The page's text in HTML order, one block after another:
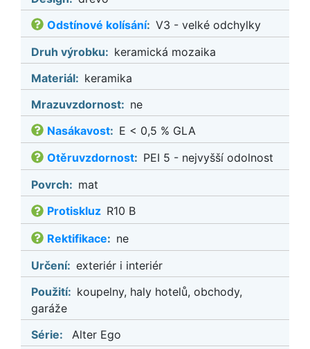
Odstínové kolísání: V3 - velké odchylky
Druh výrobku: keramická mozaika
Materiál: keramika
Mrazuvzdornost: ne
Nasákavost: E < 0,5 % GLA
Otěruvzdornost: PEI 5 - nejvyšší odolnost
Povrch: mat
Protiskluz R10 B
Rektifikace: ne
Určení: exteriér i interiér
Použití: koupelny, haly hotelů, obchody,
garáže
Série:
Alter Ego